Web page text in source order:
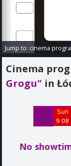
Jump to: cinema
Cinema
Grogu" in
Sat
8 08
Sun
9 08
No